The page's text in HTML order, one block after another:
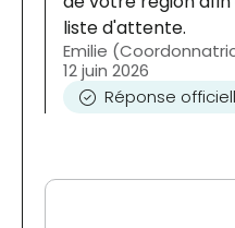
liste d'attente.
Emilie
12 juin 2026
Réponse